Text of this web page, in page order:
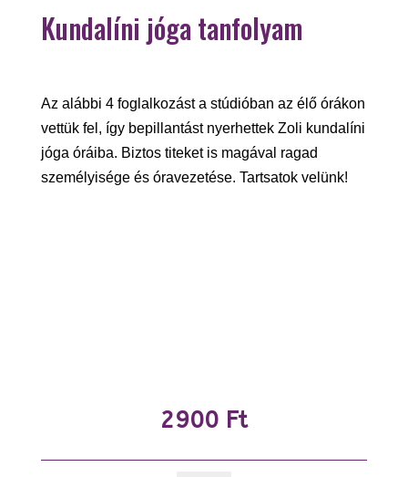
Kundalíni jóga tanfolyam
Az alábbi 4 foglalkozást a stúdióban az élő órákon
vettük fel, így bepillantást nyerhettek Zoli kundalíni
jóga óráiba. Biztos titeket is magával ragad
személyisége és óravezetése. Tartsatok velünk!
2900 Ft